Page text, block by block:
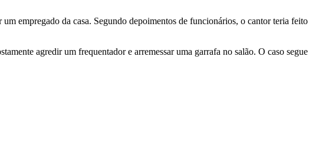
empregado da casa. Segundo depoimentos de funcionários, o cantor teria feito
agredir um frequentador e arremessar uma garrafa no salão. O caso segue